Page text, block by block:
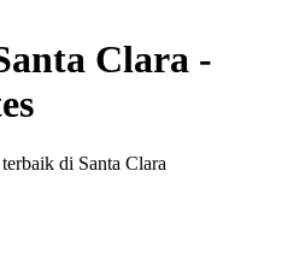
Clara -
di Santa Clara